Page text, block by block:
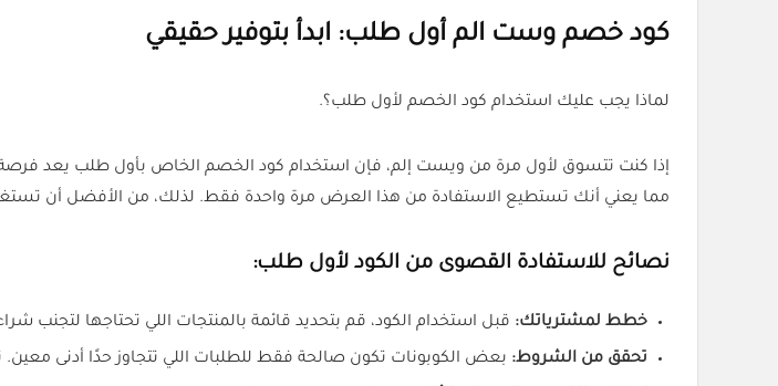
كود خصم وست الم أول طلب: ابدأ بتوفير حقيقي
لماذا يجب عليك استخدام كود الخصم لأول طلب؟.
إذا كنت تتسوق لأول مرة من ويست إلم، فإن استخدام كود الخصم الخاص بأول طلب يعد فرصة
مما يعني أنك تستطيع الاستفادة من هذا العرض مرة واحدة فقط. لذلك، من الأفضل أن
نصائح للاستفادة القصوى من الكود لأول طلب:
خطط لمشترياتك: قبل استخدام الكود، قم بتحديد قائمة بالمنتجات اللي تحتاجها لتجنب
تحقق من الشروط: بعض الكوبونات تكون صالحة فقط للطلبات اللي تتجاوز حدًا أدنى